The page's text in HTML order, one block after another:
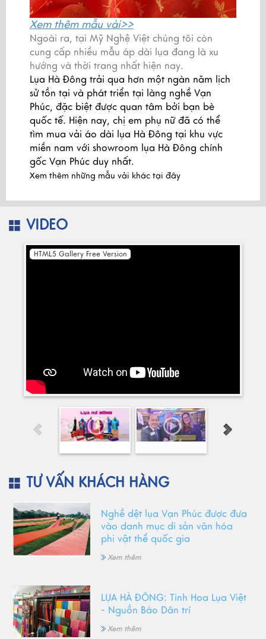
Xem thêmmẫu vải>>
Ngoài ra, tại Mỹ Nghệ Việt chúng tôi còn
cung cấp nhiều mẫu áp dài lụa đang là xu
hướng và thời trang nhất hiện nay.
Lụa Hà Đông trải qua hơn một ngàn năm lịch
sử tồn tại và phát triển tại làng nghề Vạn
Phúc, đặc biệt được quan tâm bởi bạn bè
quốc tế. Hiện nay, chị em phụ nữ đã có thể
tìm mua vải áo dài lụa Hà Đông tại khu vực
miền nam với showroom lụa Hà Đông chính
gốc Vạn Phúc duy nhất.
Xem thêm những mẫu vải khác tại đây
VIDEO
HTML5 Gallery Free Version
TƯ VẤN KHÁCH HÀNG
Nghề dệt lụa Vạn Phúc được đưa
vào danh mục di sản văn hóa
phi vật thể quốc gia
Xem thêm
LỤA HÀ ĐÔNG: Tinh Hoa Lụa Việt
- Nguồn Báo Dân trí
Xem thêm